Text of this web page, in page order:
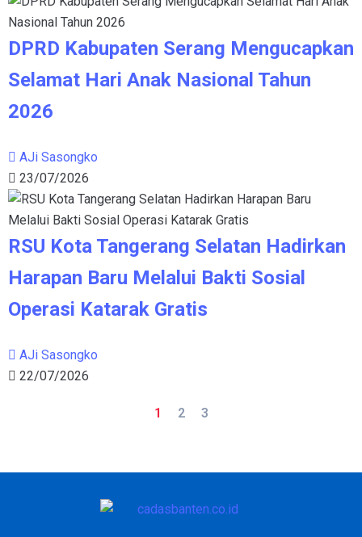
DPRD Kabupaten Serang Mengucapkan
Selamat Hari Anak Nasional Tahun
2026
AJi Sasongko
23/07/2026
RSU Kota Tangerang Selatan Hadirkan
Harapan Baru Melalui Bakti Sosial
Operasi Katarak Gratis
AJi Sasongko
22/07/2026
1 2 3